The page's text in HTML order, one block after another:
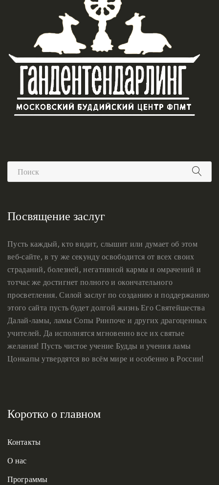
Посвящение заслуг
Пусть каждый, кто видит, слышит или думает об этом
веб-сайте, в ту же секунду освободится от всех своих
страданий, болезней, негативной кармы и омрачений и
тотчас же достигнет полного и окончательного
просветления. Силой заслуг по созданию и поддержанию
этого сайта пусть будет долгой жизнь Его Святейшества
Далай-ламы, ламы Сопы Ринпоче и других драгоценных
учителей. Да исполнятся мгновенно все их святые
желания! Пусть чистое учение Будды и учения ламы
Цонкапы утвердятся во всём мире и особенно в России!
Коротко о главном
Контакты
О нас
Программы